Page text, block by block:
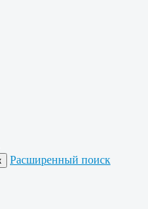
Расширенный поиск